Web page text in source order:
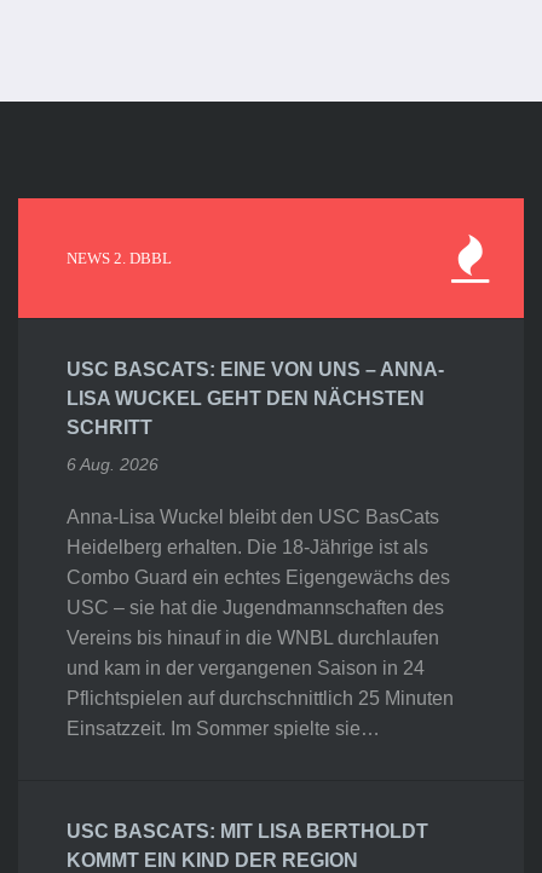
NEWS 2. DBBL
USC BASCATS: EINE VON UNS – ANNA-
LISA WUCKEL GEHT DEN NÄCHSTEN
SCHRITT
6 Aug. 2026
Anna-Lisa Wuckel bleibt den USC BasCats
Heidelberg erhalten. Die 18-Jährige ist als
Combo Guard ein echtes Eigengewächs des
USC – sie hat die Jugendmannschaften des
Vereins bis hinauf in die WNBL durchlaufen
und kam in der vergangenen Saison in 24
Pflichtspielen auf durchschnittlich 25 Minuten
Einsatzzeit. Im Sommer spielte sie…
USC BASCATS: MIT LISA BERTHOLDT
KOMMT EIN KIND DER REGION